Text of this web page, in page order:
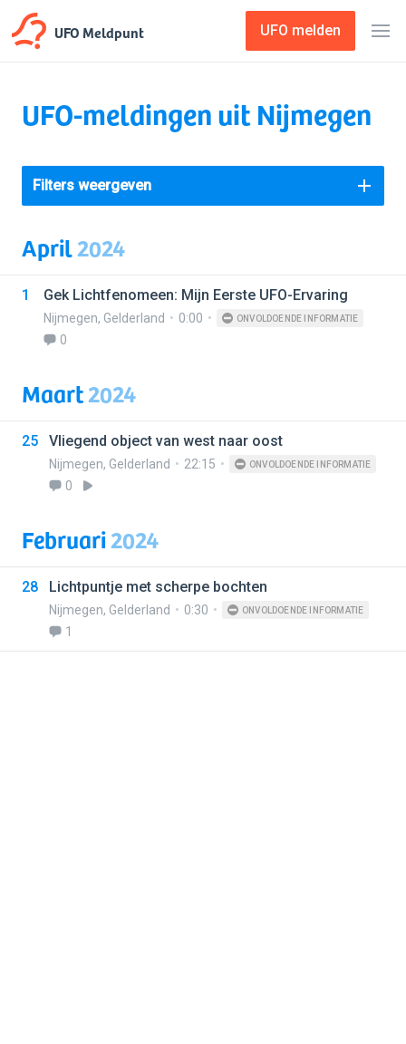
UFO Meldpunt UFO melden
UFO-meldingen uit Nijmegen
Filters weergeven
April2024
1 Gek Lichtfenomeen: Mijn Eerste UFO-Ervaring
Nijmegen, Gelderland 0:00 ONVOLDOENDE INFORMATIE
0
Maart2024
25 Vliegend object van west naar oost
Nijmegen, Gelderland 22:15 ONVOLDOENDE INFORMATIE
0
Februari2024
28 Lichtpuntje met scherpe bochten
Nijmegen, Gelderland 0:30 ONVOLDOENDE INFORMATIE
1